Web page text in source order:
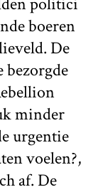
boeren
De
bezorgde
minder
urgentie
voelen?,
af. De